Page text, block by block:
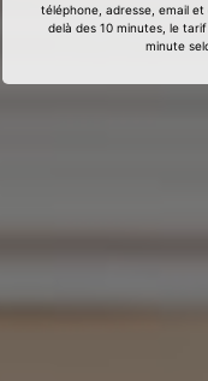
téléphone, adresse, email
delà des 10 minutes, le
minute